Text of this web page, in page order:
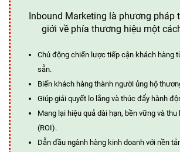
Inbound Marketing là phương pháp
giới về phía thương hiệu một
Chủ động chiến lược tiếp cận khách hàng
sẵn.
Biến khách hàng thành người ủng hộ
Giúp giải quyết lo lắng và thúc đẩy hành
Mang lại hiệu quả dài hạn, bền vững và
(ROI).
Dẫn đầu ngành hàng kinh doanh với nền